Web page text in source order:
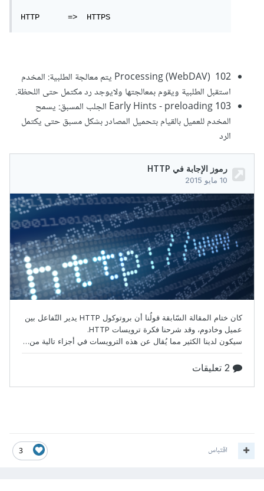
HTTP      =>  HTTPS
102 Processing (WebDAV) يتم معالجة الطلبية: المخدم
استقبل الطلبية ويقوم بمعالجتها ولايوجد رد مكتمل حتى اللحظة.
103 Early Hints - preloading الجلب المسبق: يسمح
المخدم للعميل بالقيام بتحميل المصادر بشكل مسبق حتى يكتمل
الرد
3 اقتباس